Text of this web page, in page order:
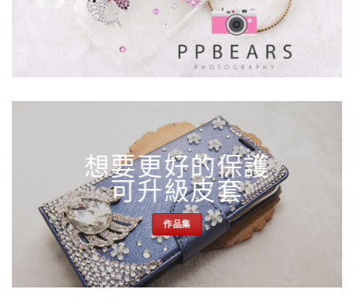
想要更好的保護
可升級皮套
作品集